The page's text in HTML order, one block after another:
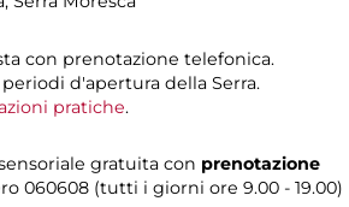
con prenotazione telefonica.
d'apertura della Serra.
pratiche.
gratuita con prenotazione
060608 (tutti i giorni ore 9.00 - 19.00)